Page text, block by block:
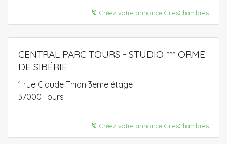
↯ Créez votre annonce GitesChambres
CENTRAL PARC TOURS - STUDIO *** ORME
DE SIBÉRIE
1 rue Claude Thion 3eme étage
37000 Tours
↯ Créez votre annonce GitesChambres